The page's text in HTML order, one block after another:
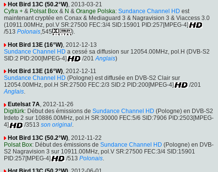
Hot Bird 13C (50.2°W) , 2013-03-21
Cyfra + & Polsat Box & N & Orange Polska: Sundance Channel HD est
maintenant cryptée en Conax & Mediaguard 3 & Nagravision 3 & Viaccess 3.0
(10911.00MHz, pol.V SR:27500 FEC:3/4 SID:15901 PID:257[MPEG-4]
/513 Polonais,545
).
Hot Bird 13E (16°W) , 2012-12-13
Sundance Channel HD a cessé sa diffusion sur 12054.00MHz, pol.H (DVB-S2
SID:2 PID:200[MPEG-4]
/201 Anglais)
Hot Bird 13E (16°W), 2012-12-11
Sundance Channel HD (Pologne) est diffusée en DVB-S2 Clair sur
12054.00MHz, pol.H SR:27500 FEC:2/3 SID:2 PID:200[MPEG-4]
/201
Anglais.
Eutelsat 7A, 2012-11-26
Digitürk: Début des émissions de Sundance Channel HD (Pologne) en DVB-S2
Irdeto 2 sur 10886.00MHz, pol.H SR:30000 FEC:5/6 SID:7906 PID:2503[MPEG-
4]
/3513 son original.
Hot Bird 13C (50.2°W) , 2012-11-22
Polsat Box: Début des émissions de Sundance Channel HD (Pologne) en DVB-
S2 Nagravision 3 sur 10911.00MHz, pol.V SR:27500 FEC:3/4 SID:15901
PID:257[MPEG-4]
/513 Polonais